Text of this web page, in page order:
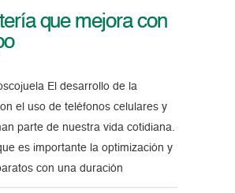
que mejora con
El desarrollo de la
el uso de teléfonos celulares y
parte de nuestra vida cotidiana.
es importante la optimización y
con una duración